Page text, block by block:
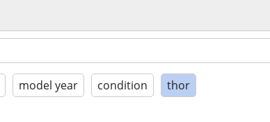
model year condition thor